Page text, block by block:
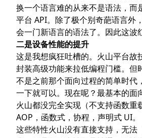
换一个语言难的从来不是语法，而
平台 API。除了极个别奇葩语言外
会一门新语言的语法了。因此这波
二是设备性能的提升
这是我想疯狂吐槽的。火山平台故
封装高级功能来拉低编程门槛。但
不是之前那个面向过程的简单时代
一下就可以。现在呢？最基本的面
火山都没完全实现（不支持函数重
AOP，函数式，协程，声明式 UI。
这些特性火山没有直接支持，无法